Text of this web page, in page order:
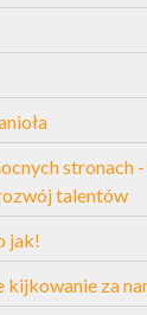
stronach
talentów
jak!
kijkowanie za